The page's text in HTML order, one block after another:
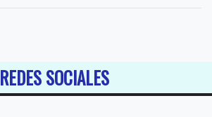
REDES SOCIALES